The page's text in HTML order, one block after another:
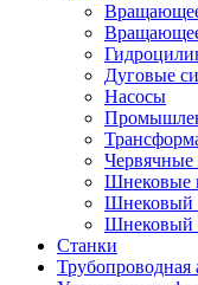
Дуговые
Насосы
Червячные
Шнековые
Шнековый
Шнековый
Станки